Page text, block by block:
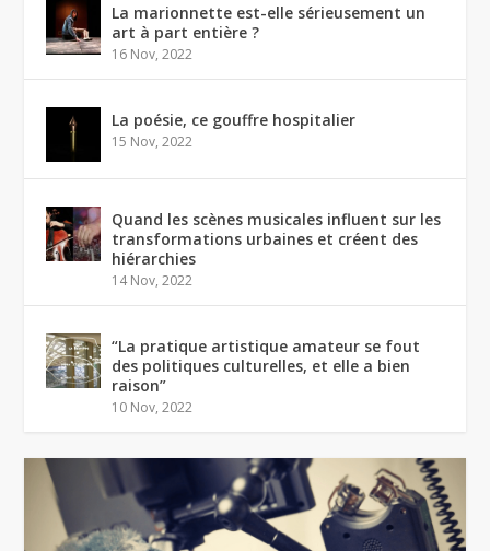
La marionnette est-elle sérieusement un
art à part entière ?
16 Nov, 2022
La poésie, ce gouffre hospitalier
15 Nov, 2022
Quand les scènes musicales influent sur les
transformations urbaines et créent des
hiérarchies
14 Nov, 2022
“La pratique artistique amateur se fout
des politiques culturelles, et elle a bien
raison”
10 Nov, 2022